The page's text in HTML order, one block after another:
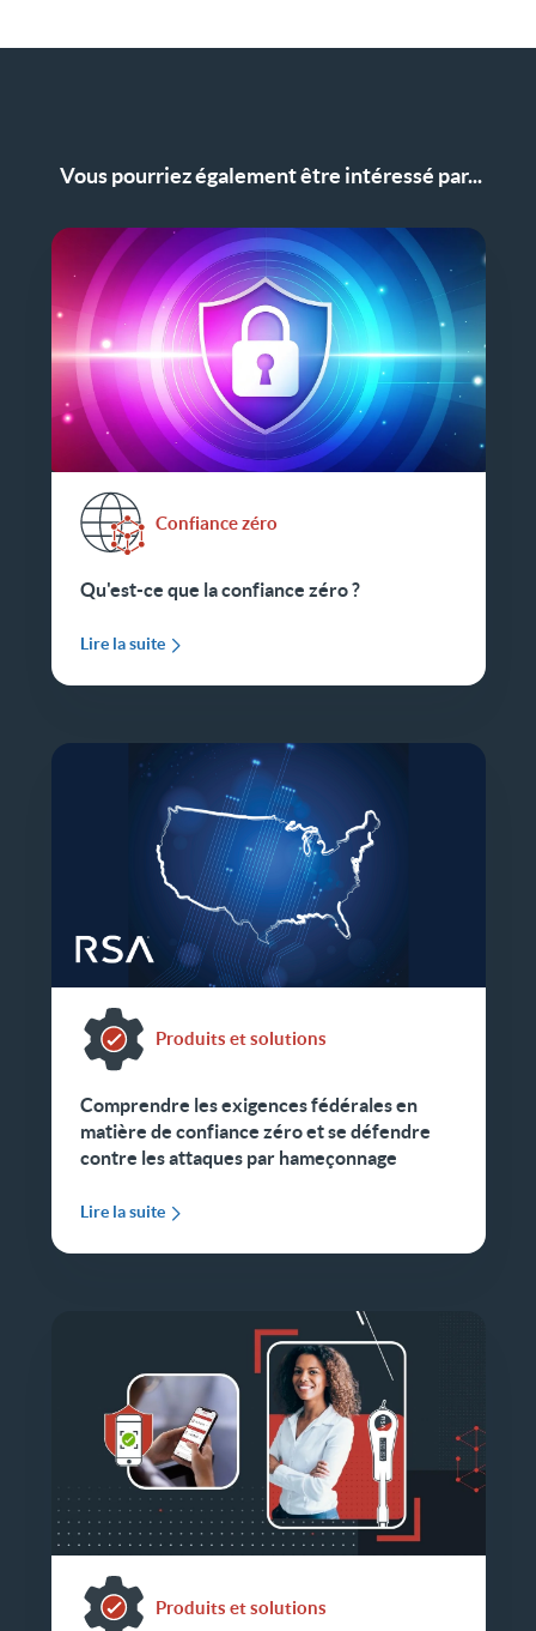
Vous pourriez également être intéressé par...
Confiance zéro
Qu'est-ce que la confiance zéro ?
Lire la suite
Produits et solutions
Comprendre les exigences fédérales en
matière de confiance zéro et se défendre
contre les attaques par hameçonnage
Lire la suite
Produits et solutions